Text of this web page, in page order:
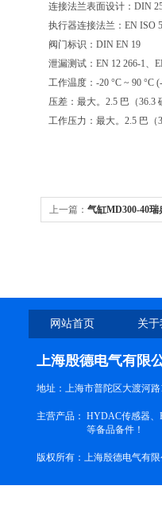
连接法兰表面设计： DIN
执行器连接法兰： EN ISO
阀门标识： DIN EN 19
泄漏测试： EN 12 266-1、
工作温度： -20 °C ~ 90 °C
压差：最大。 2.5 巴（36.3
工作压力：最大。 2.5 巴（
上一篇： 气缸MD300-40
网站首页 关
上海殷德电气有限
地址：上海市普陀区大渡河路
主营产品： HYDAC传感器、
等备品备件！
版权所有：上海殷德电气有